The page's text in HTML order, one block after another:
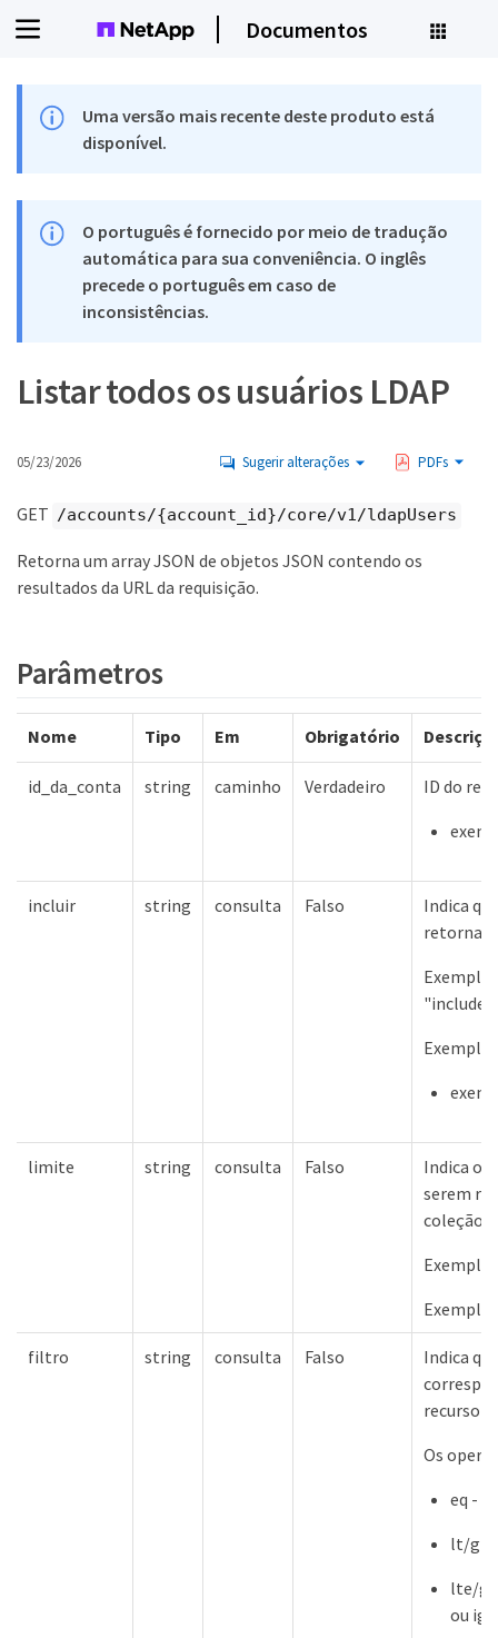
Documentos
Uma versão mais recente deste produto está
disponível.
O português é fornecido por meio de tradução
automática para sua conveniência. O inglês
precede o português em caso de
inconsistências.
Listar todos os usuários LDAP
05/23/2026 Sugerir alterações PDFs
GET /accounts/{account_id}/core/v1/ldapUsers
Retorna um array JSON de objetos JSON contendo os
resultados da URL da requisição.
Parâmetros
Nome Tipo Em Obrigatório
id_da_conta string caminho Verdadeiro
ID do
incluir string consulta Falso
Indica
limite string consulta Falso
Indica o
serem
coleção.
filtro string consulta Falso
Indica
recurso
Os
eq -
lt/gt -
lte/
ou